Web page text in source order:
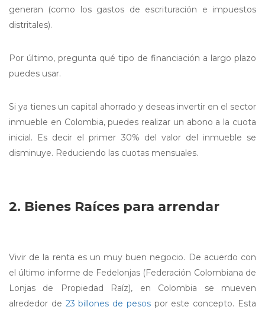
generan (como los gastos de escrituración e impuestos
distritales).
Por último, pregunta qué tipo de financiación a largo plazo
puedes usar.
Si ya tienes un capital ahorrado y deseas invertir en el sector
inmueble en Colombia, puedes realizar un abono a la cuota
inicial. Es decir el primer 30% del valor del inmueble se
disminuye. Reduciendo las cuotas mensuales.
2. Bienes Raíces para arrendar
Vivir de la renta es un muy buen negocio. De acuerdo con
el último informe de Fedelonjas (Federación Colombiana de
Lonjas de Propiedad Raíz), en Colombia se mueven
alrededor de 23 billones de pesospor este concepto. Esta